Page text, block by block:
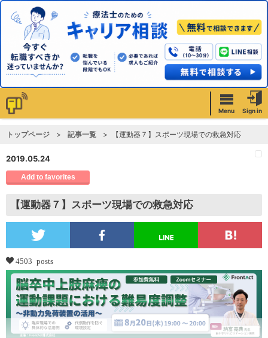
Menu Sign in
トップページ 記事一覧 【運動器７】スポーツ現場での救急対応
2019.05.24
Add to favorites
【運動器７】スポーツ現場での救急対応
4503 posts